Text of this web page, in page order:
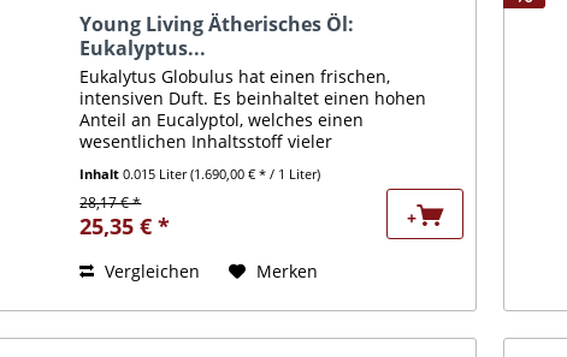
Young Living Ätherisches Öl:
Eukalyptus...
Eukalytus Globulus hat einen frischen,
intensiven Duft. Es beinhaltet einen hohen
Anteil an Eucalyptol, welches einen
wesentlichen Inhaltsstoff vieler
oft angewandt, um das Atemsystem zu...
Inhalt0.015 Liter(1.690,00 € * / 1 Liter)
28,17 € *
25,35 € * +
Vergleichen Merken